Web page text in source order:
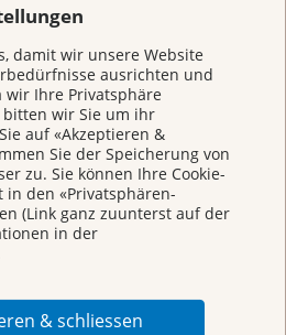
damit wir unsere Website
ausrichten und
wir Ihre Privatsphäre
wir Sie um ihr
auf «Akzeptieren &
Sie der Speicherung von
zu. Sie können Ihre Cookie-
den «Privatsphären-
(Link ganz zuunterst auf der
in der
& schliessen
10 – 18 Uhr